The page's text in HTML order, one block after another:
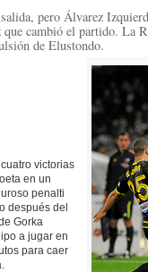
pero Álvarez
cambió el partido. La
de Elustondo.
victorias
en un
penalti
después del
Gorka
a jugar en
para caer